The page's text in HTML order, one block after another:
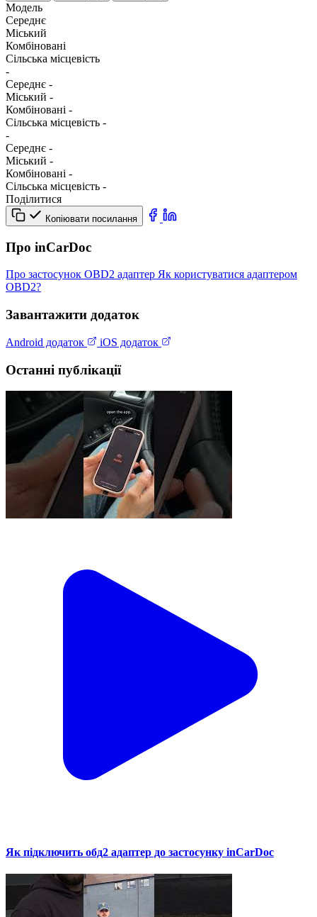
Модель
Середнє
Міський
Комбіновані
Сільська місцевість
-
Середнє -
Міський -
Комбіновані -
Сільська місцевість -
-
Середнє -
Міський -
Комбіновані -
Сільська місцевість -
Поділитися
Копіювати посилання
Про inCarDoc
Про застосунок OBD2 адаптер Як користуватися адаптером
OBD2?
Завантажити додаток
Android додаток iOS додаток
Останні публікації
Як підключить обд2 адаптер до застосунку inCarDoc